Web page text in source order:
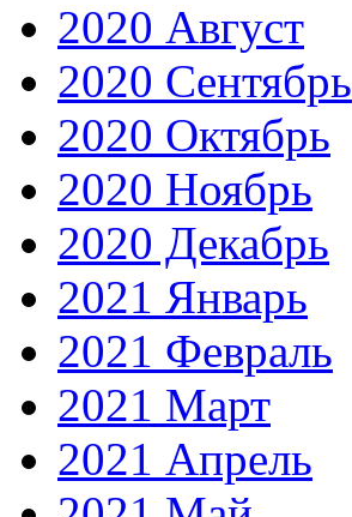
2020 Август
2020 Сентябрь
2020 Октябрь
2020 Ноябрь
2020 Декабрь
2021 Январь
2021 Февраль
2021 Март
2021 Апрель